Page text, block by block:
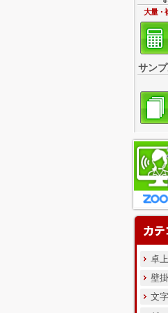
大量・
サン
卓
壁
文